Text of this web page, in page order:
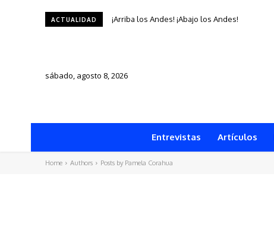
ACTUALIDAD ¡Arriba los Andes! ¡Abajo los Andes!
sábado, agosto 8, 2026
Entrevistas Artículos
Home Authors Posts by Pamela Corahua